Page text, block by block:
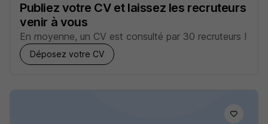
Publiez votre CV et laissez les recruteurs
venir à vous
En moyenne, un CV est consulté par 30 recruteurs !
Déposez votre CV